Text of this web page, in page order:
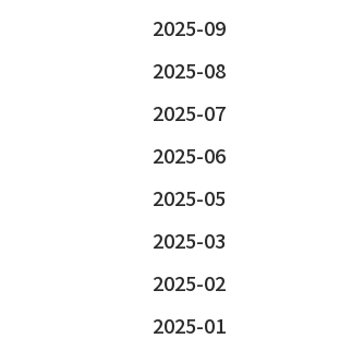
2025-09
2025-08
2025-07
2025-06
2025-05
2025-03
2025-02
2025-01